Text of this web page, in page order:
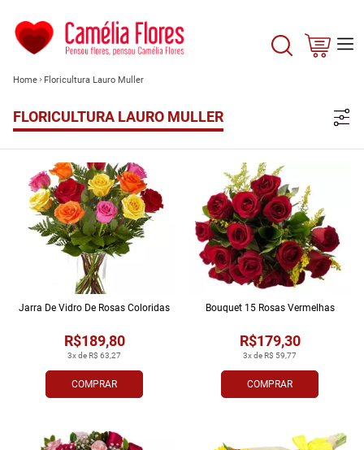
Home Floricultura Lauro Muller
FLORICULTURA LAURO MULLER
COMPRAR
3x de R$ 63,27
R$189,80
Jarra De Vidro De Rosas Coloridas
COMPRAR
3x de R$ 59,77
R$179,30
Bouquet 15 Rosas Vermelhas